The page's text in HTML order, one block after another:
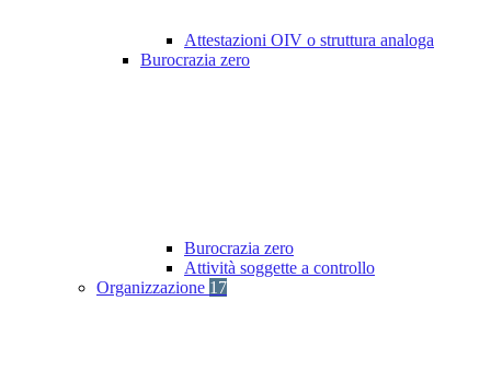
Attestazioni OIV o struttura analoga
Burocrazia zero
Burocrazia zero
Attività soggette a controllo
Organizzazione 17